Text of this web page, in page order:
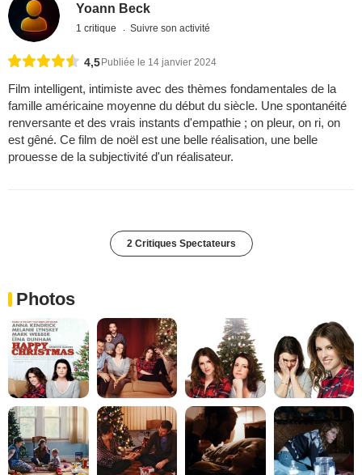
Yoann Beck
1 critique Suivre son activité
4,5Publiée le 14 janvier 2024
Film intelligent, intimiste avec des thèmes fondamentales de la
famille américaine moyenne du début du siècle. Une spontanéité
renversante et des vrais instants d'empathie ; on pleur, on ri, on
est gêné. Ce film de noël est une belle réalisation, une belle
prouesse de la subjectivité d'un réalisateur.
2 Critiques Spectateurs
Photos